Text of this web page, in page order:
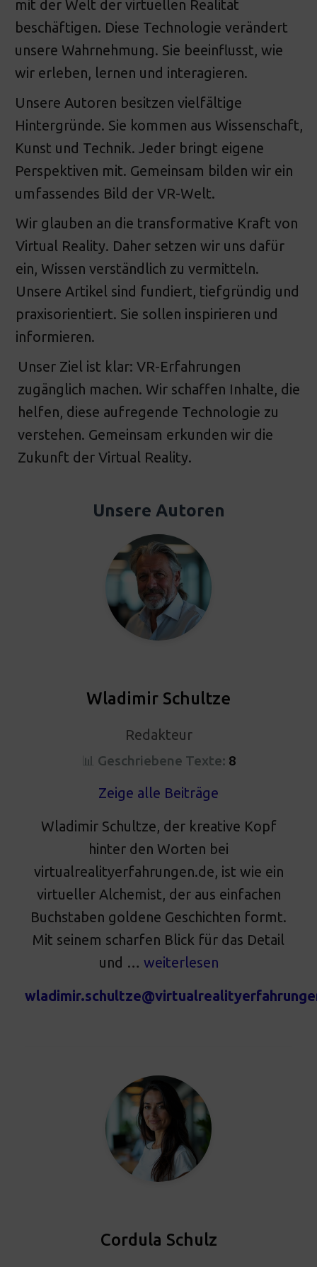
mit der Welt der virtuellen Realität
beschäftigen. Diese Technologie verändert
unsere Wahrnehmung. Sie beeinflusst, wie
wir erleben, lernen und interagieren.
Unsere Autoren besitzen vielfältige
Hintergründe. Sie kommen aus Wissenschaft,
Kunst und Technik. Jeder bringt eigene
Perspektiven mit. Gemeinsam bilden wir ein
umfassendes Bild der VR-Welt.
Wir glauben an die transformative Kraft von
Virtual Reality. Daher setzen wir uns dafür
ein, Wissen verständlich zu vermitteln.
Unsere Artikel sind fundiert, tiefgründig und
praxisorientiert. Sie sollen inspirieren und
informieren.
Unser Ziel ist klar: VR-Erfahrungen
zugänglich machen. Wir schaffen Inhalte, die
helfen, diese aufregende Technologie zu
verstehen. Gemeinsam erkunden wir die
Zukunft der Virtual Reality.
Unsere Autoren
Wladimir Schultze
Redakteur
📊 Geschriebene Texte: 8
Zeige alle Beiträge
Wladimir Schultze, der kreative Kopf
hinter den Worten bei
virtualrealityerfahrungen.de, ist wie ein
virtueller Alchemist, der aus einfachen
Buchstaben goldene Geschichten formt.
Mit seinem scharfen Blick für das Detail
und … weiterlesen
Cordula Schulz